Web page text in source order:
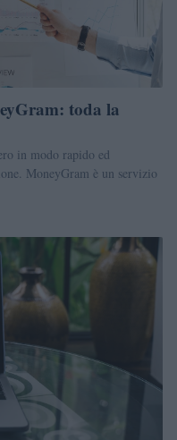
toda la
in modo rapido ed
MoneyGram è un servizio